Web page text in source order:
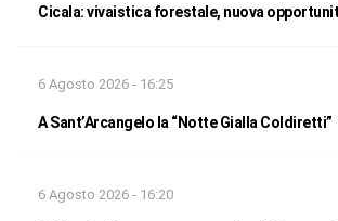
Cicala: vivaistica forestale, nuova
6 Agosto 2026 - 16:25
A Sant’Arcangelo la “Notte Gialla Coldiretti”
6 Agosto 2026 - 16:20